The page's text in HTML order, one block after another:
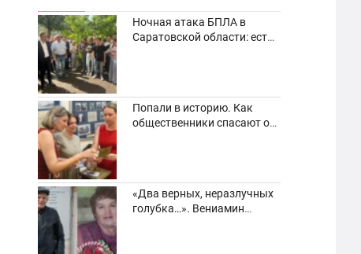
Ночная атака БПЛА в
Саратовской области: есть
Попали в историю. Как
общественники спасают от
«Два верных, неразлучных
голубка…». Вениамин